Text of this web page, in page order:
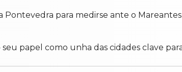
Pontevedra para medirse ante o
papel como unha das cidades clave